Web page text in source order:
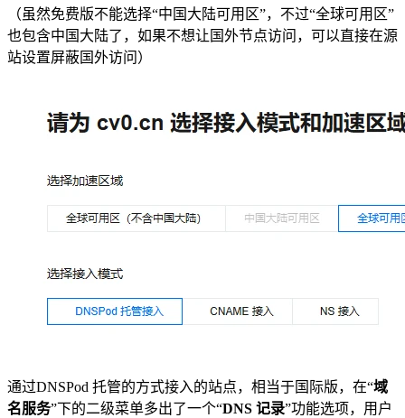
（虽然免费版不能选择“中国大陆可用区”，不过“全球可用区”
也包含中国大陆了，如果不想让国外节点访问，可以直接在源
站设置屏蔽国外访问）
通过DNSPod 托管的方式接入的站点，相当于国际版，在“域
名服务”下的二级菜单多出了一个“DNS 记录”功能选项，用户